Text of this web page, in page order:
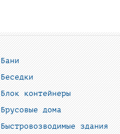
Бани
Беседки
Блок контейнеры
Брусовые дома
Быстровозводимые здания